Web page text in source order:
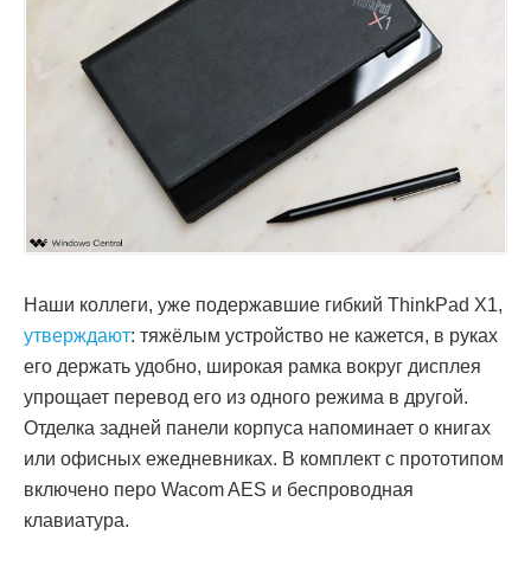
Наши коллеги, уже подержавшие гибкий ThinkPad X1,
утверждают: тяжёлым устройство не кажется, в руках
его держать удобно, широкая рамка вокруг дисплея
упрощает перевод его из одного режима в другой.
Отделка задней панели корпуса напоминает о книгах
или офисных ежедневниках. В комплект с прототипом
включено перо Wacom AES и беспроводная
клавиатура.